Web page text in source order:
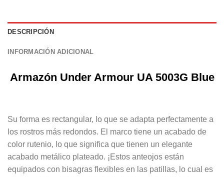
DESCRIPCIÓN
INFORMACIÓN ADICIONAL
Armazón Under Armour UA 5003G Blue
Su forma es rectangular, lo que se adapta perfectamente a
los rostros más redondos. El marco tiene un acabado de
color rutenio, lo que significa que tienen un elegante
acabado metálico plateado. ¡Estos anteojos están
equipados con bisagras flexibles en las patillas, lo cual es